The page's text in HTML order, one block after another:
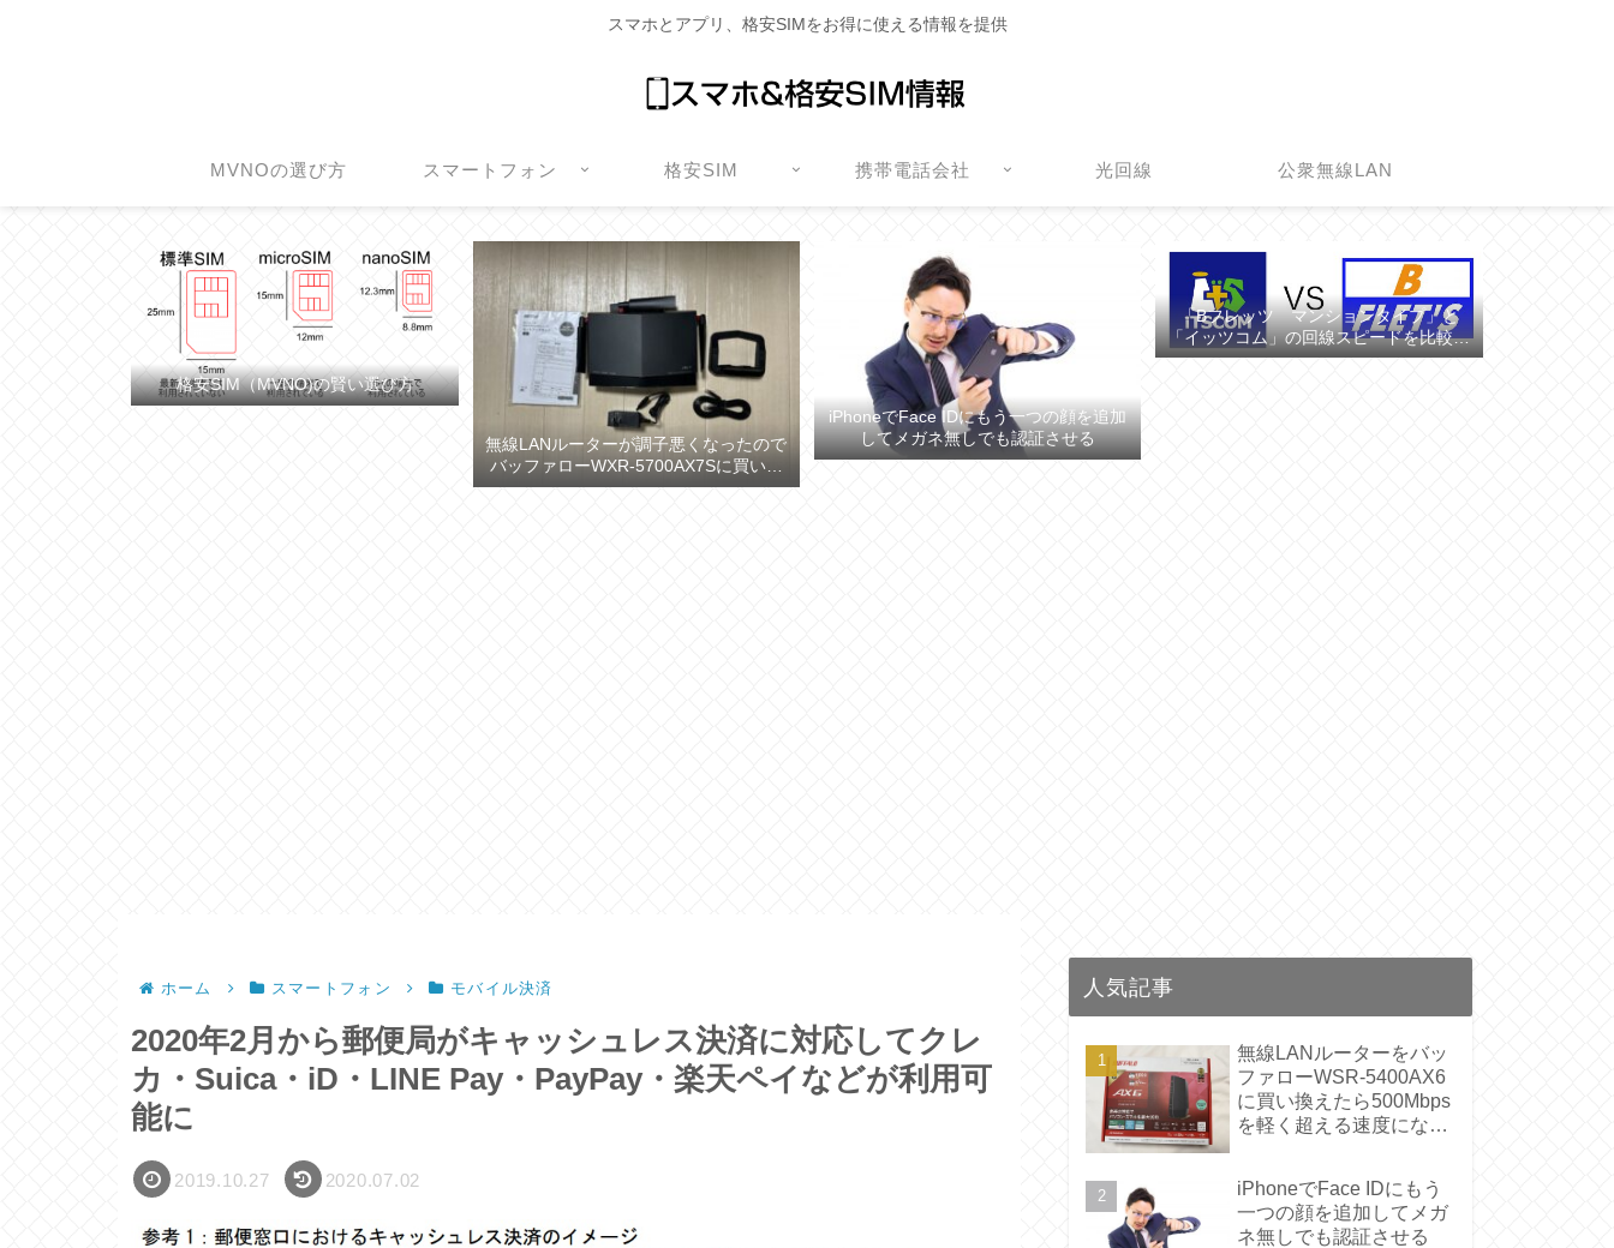
スマホとアプリ、格安SIMをお得に使える情報を提供
MVNOの選び方 スマートフォン 格安SIM 携帯電話会社 光回線 公衆無線LAN
格安SIM（MVNO)の賢い選び方
無線LANルーターが調子悪くなったので
バッファローWXR-5700AX7Sに買い換
えた
iPhoneでFace IDにもう一つの顔を追加
してメガネ無しでも認証させる
「Bフレッツ マンションタイプ」と
「イッツコム」の回線スピードを比較し
てみた
ホーム スマートフォン モバイル決済
2020年2月から郵便局がキャッシュレス決済に対応してクレ
カ・Suica・iD・LINE Pay・PayPay・楽天ペイなどが利用可
能に
2019.10.27 2020.07.02
人気記事
無線LANルーターをバッ
ファローWSR-5400AX6
に買い換えたら500Mbps
を軽く超える速度になっ
iPhoneでFace IDにもう
一つの顔を追加してメガ
ネ無しでも認証させる